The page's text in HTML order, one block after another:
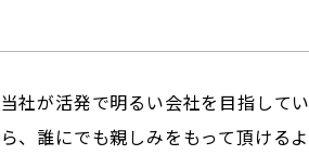
社が活発で明るい会社を目指してい
、誰にでも親しみをもって頂けるよ